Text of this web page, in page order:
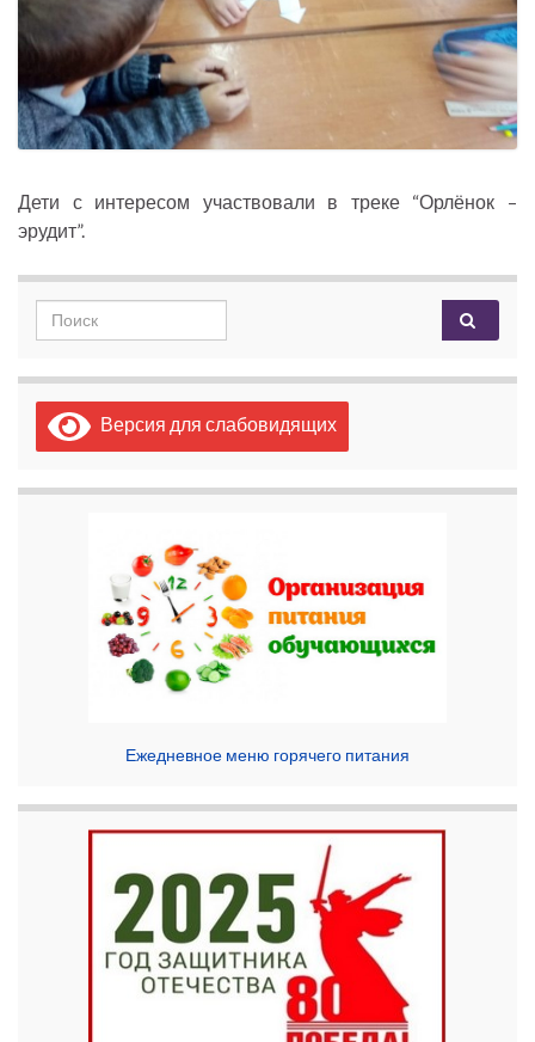
Дети с интересом участвовали в треке “Орлёнок –
эрудит”.
Search for:
Версия для слабовидящих
Ежедневное меню горячего питания